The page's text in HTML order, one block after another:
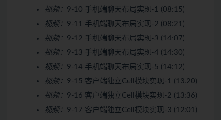
视频： 9-10 手机端聊天布局实现-1 (08:15)
视频： 9-11 手机端聊天布局实现-2 (08:21)
视频： 9-12 手机端聊天布局实现-3 (14:07)
视频： 9-13 手机端聊天布局实现-4 (14:30)
视频： 9-14 手机端聊天布局实现-5 (14:12)
视频： 9-15 客户端独立Cell模块实现-1 (13:20)
视频： 9-16 客户端独立Cell模块实现-2 (13:36)
视频： 9-17 客户端独立Cell模块实现-3 (12:01)